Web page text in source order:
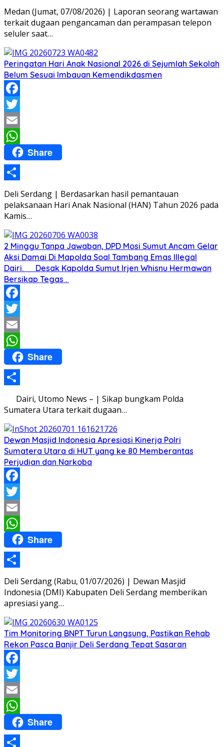
Share
Medan (Jumat, 07/08/2026) | Laporan seorang wartawan
terkait dugaan pengancaman dan perampasan telepon
seluler saat…
Peringatan Hari Anak Nasional 2026 di Sejumlah Sekolah
Belum Sesuai Imbauan Kemendikdasmen
Facebook
Twitter
Email
WhatsApp
Share
Share
Deli Serdang | Berdasarkan hasil pemantauan
pelaksanaan Hari Anak Nasional (HAN) Tahun 2026 pada
Kamis…
2 Minggu Tanpa Jawaban, DPD Mosi Sumut Ancam Gelar
Aksi Damai Di Mapolda Soal Tambang Emas Illegal
Dairi. Desak Kapolda Sumut Irjen Whisnu Hermawan
Bersikap Tegas .
Facebook
Twitter
Email
WhatsApp
Share
Share
Dairi, Utomo News – | Sikap bungkam Polda
Sumatera Utara terkait dugaan…
Dewan Masjid Indonesia Apresiasi Kinerja Polri
Sumatera Utara di HUT yang ke 80 Memberantas
Perjudian dan Narkoba
Facebook
Twitter
Email
WhatsApp
Share
Share
Deli Serdang (Rabu, 01/07/2026) | Dewan Masjid
Indonesia (DMI) Kabupaten Deli Serdang memberikan
apresiasi yang…
Tim Monitoring BNPT Turun Langsung, Pastikan Rehab
Rekon Pasca Banjir Deli Serdang Tepat Sasaran
Facebook
Twitter
Email
WhatsApp
Share